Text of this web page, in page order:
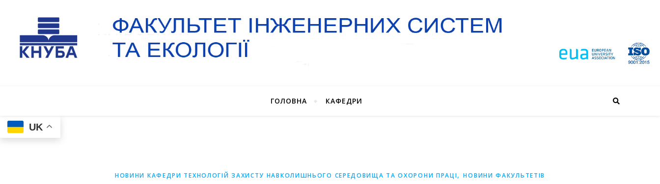
ГОЛОВНА КАФЕДРИ
UK
НОВИНИ КАФЕДРИ ТЕХНОЛОГІЙ ЗАХИСТУ НАВКОЛИШНЬОГО СЕРЕДОВИЩА ТА ОХОРОНИ ПРАЦІ,НОВИНИ ФАКУЛЬТЕТІВ